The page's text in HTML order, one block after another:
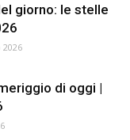
giorno: le stelle
2026
di oggi |